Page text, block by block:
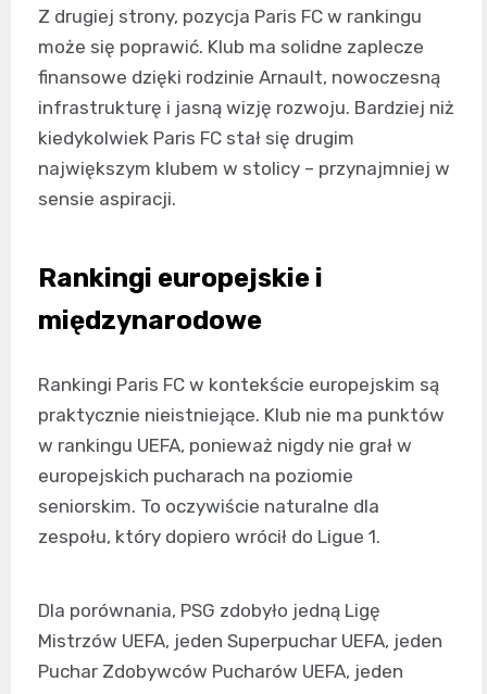
Z drugiej strony, pozycja Paris FC w rankingu
może się poprawić. Klub ma solidne zaplecze
finansowe dzięki rodzinie Arnault, nowoczesną
infrastrukturę i jasną wizję rozwoju. Bardziej niż
kiedykolwiek Paris FC stał się drugim
największym klubem w stolicy – przynajmniej w
sensie aspiracji.
Rankingi europejskie i
międzynarodowe
Rankingi Paris FC w kontekście europejskim są
praktycznie nieistniejące. Klub nie ma punktów
w rankingu UEFA, ponieważ nigdy nie grał w
europejskich pucharach na poziomie
seniorskim. To oczywiście naturalne dla
zespołu, który dopiero wrócił do Ligue 1.
Dla porównania, PSG zdobyło jedną Ligę
Mistrzów UEFA, jeden Superpuchar UEFA, jeden
Puchar Zdobywców Pucharów UEFA, jeden